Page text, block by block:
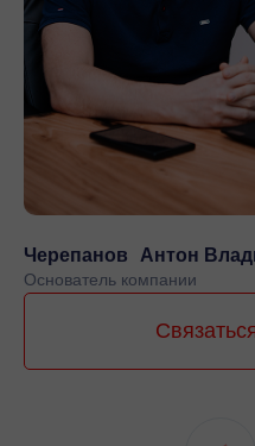
Черепанов Антон
Основатель компании